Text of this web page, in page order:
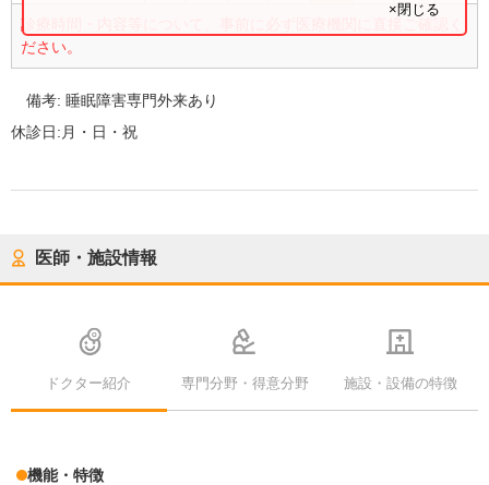
診療時間・内容等について、事前に必ず医療機関に直接ご確認く
ださい。
×閉じる
備考: 睡眠障害専門外来あり
休診日: 月・日・祝
医師・施設情報
ドクター紹介 専門分野・得意分野 施設・設備の特徴
機能・特徴